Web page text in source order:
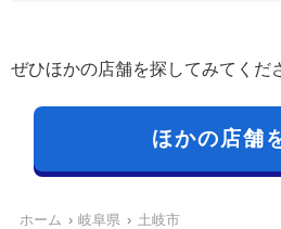
ぜひほかの店舗を探してみてくだ
ほかの店舗
ホーム 岐阜県 土岐市